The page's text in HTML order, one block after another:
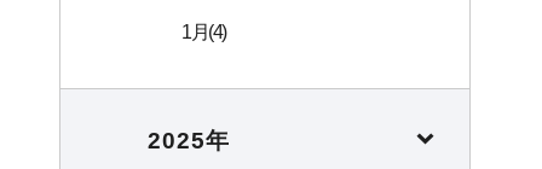
1月(4)
2025年